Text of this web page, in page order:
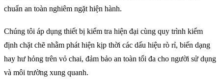
chuẩn an toàn nghiêm ngặt hiện hành.
Chúng tôi áp dụng thiết bị kiểm tra hiện đại cùng quy trình kiểm
định chặt chẽ nhằm phát hiện kịp thời các dấu hiệu rò rỉ, biến dạng
hay hư hỏng trên vỏ chai, đảm bảo an toàn tối đa cho người sử dụng
và môi trường xung quanh.